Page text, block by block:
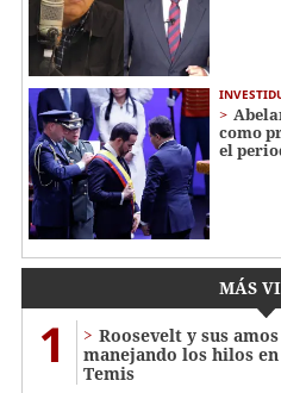
como
el
MÁS
1
Roosevelt y sus
manejando los hilos
Temis